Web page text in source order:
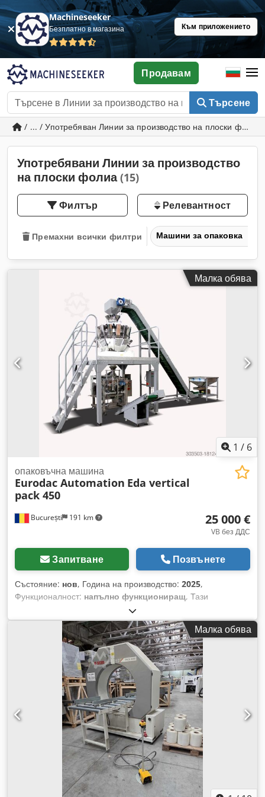
Machineseeker
Безплатно в магазина Към приложението
Търсене
Продавам
/ ... / Употребяван Линии за производство на плоски фолиа
Употребявани Линии за производство
на плоски фолиа(15)
Филтър Релевантност
Премахни всички филтри Машини за опаковка
Малка обява
1 / 6
București 191 km
опаковъчна машина
Eurodac Automation Eda vertical
pack 450
25 000 €
VB без ДДС
Запитване Позвънете
Състояние: нов, Година на производство: 2025,
Функционалност: напълно функциониращ, Тази
опаковъчна система се използва за опаковане на
хранителни и нехранителни продукти в различни форми:
прахообразни, гранулирани, твърди с неправилна форма и
течности. Машината е снабдена с подаващ елеватор, който
внимателно повдига продуктите; елеваторът може да бъде
с пластмасови чашки във форма Z или с PU/ПВЦ лента със
стоманена конструкция от неръждаема стомана, или може
да се използва шнеков елеватор за гранулирани или
прахообразни продукти. Продуктът се подава към
мултиглавен везен модул с 10, 14 или 28 везни. Кантарът е
поставен върху специално проектирана платформа от
неръждаема стомана за намаляване на вибрациите.
Опаковъчната машина работи с фолиа с различна
дебелина, различна ширина и различни материали
(PE/PE/BOPP/Хартия/Алуминий/Найлон) и произвежда
Малка обява